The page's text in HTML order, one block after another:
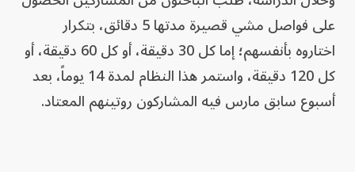
على فواصل مشي قصيرة مدتها 5 دقائق، بتكرار
اختاروه بأنفسهم؛ إما كل 30 دقيقة، أو كل 60 دقيقة، أو
كل 120 دقيقة، واستمر هذا النظام لمدة 14 يوماً، بعد
أسبوع سابق مارس فيه المشاركون روتينهم المعتاد.